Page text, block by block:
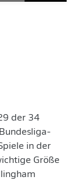
der 34
in der
Größe